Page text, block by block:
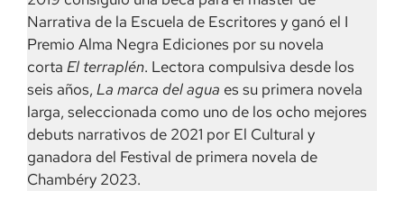
Narrativa de la Escuela de Escritores y ganó el I
Premio Alma Negra Ediciones por su novela
corta El terraplén. Lectora compulsiva desde los
seis años, La marca del agua es su primera novela
larga, seleccionada como uno de los ocho mejores
debuts narrativos de 2021 por El Cultural y
ganadora del Festival de primera novela de
Chambéry 2023.